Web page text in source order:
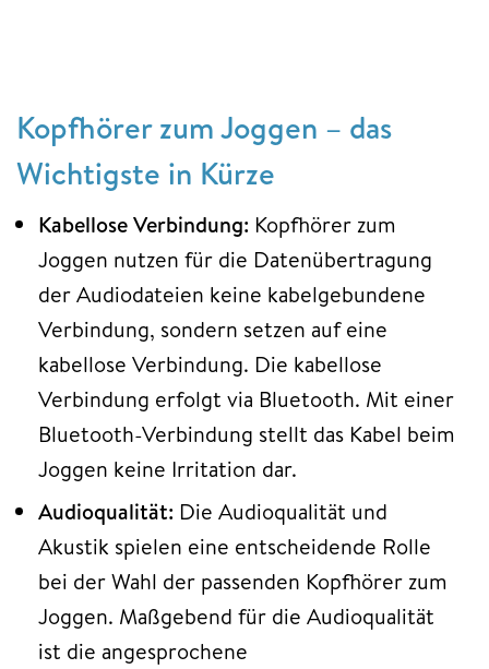
Kopfhörer zum Joggen – das
Wichtigste in Kürze
Kabellose Verbindung: Kopfhörer zum
Joggen nutzen für die Datenübertragung
der Audiodateien keine kabelgebundene
Verbindung, sondern setzen auf eine
kabellose Verbindung. Die kabellose
Verbindung erfolgt via Bluetooth. Mit einer
Bluetooth-Verbindung stellt das Kabel beim
Joggen keine Irritation dar.
Audioqualität: Die Audioqualität und
Akustik spielen eine entscheidende Rolle
bei der Wahl der passenden Kopfhörer zum
Joggen. Maßgebend für die Audioqualität
ist die angesprochene